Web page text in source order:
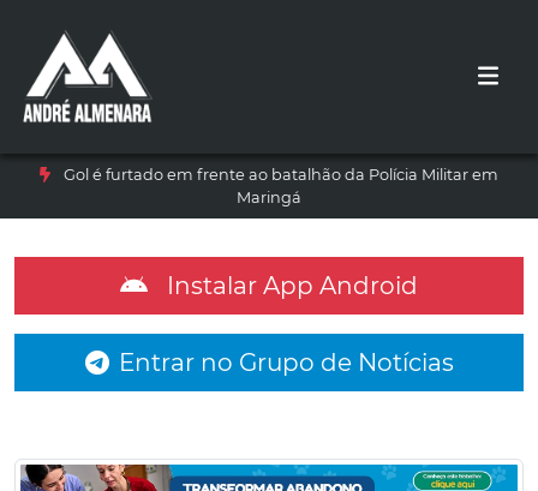
Gol é furtado em frente ao batalhão da Polícia Militar em
Maringá
Instalar App Android
Entrar no Grupo de Notícias